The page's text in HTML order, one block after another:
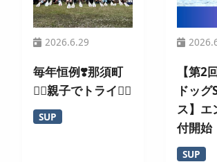
2026.6.29
毎年恒例❣️那須町
🏄‍♀️親子でトライ🚣‍♂️
SUP
【第
ドッ
ス】エ
付開始
SUP